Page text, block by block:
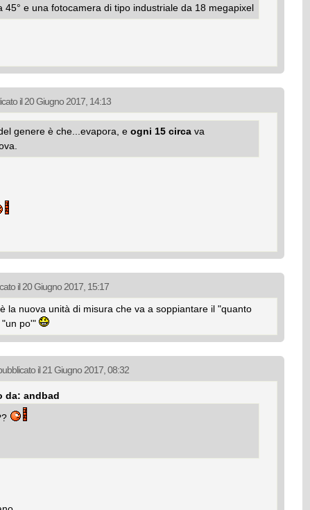
45° e una fotocamera di tipo industriale da 18 megapixel
il 20 Giugno 2017, 14:13
genere è che...evapora, e ogni 15 circa va
il 20 Giugno 2017, 15:17
la nuova unità di misura che va a soppiantare il "quanto
"un po'"
il 21 Giugno 2017, 08:32
da: andbad